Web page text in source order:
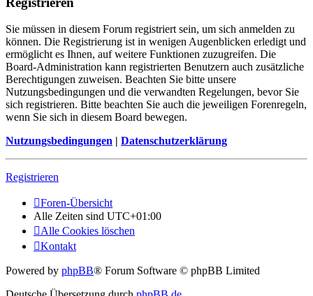
Sie müssen in diesem Forum registriert sein, um sich anmelden zu
können. Die Registrierung ist in wenigen Augenblicken erledigt und
ermöglicht es Ihnen, auf weitere Funktionen zuzugreifen. Die
Board-Administration kann registrierten Benutzern auch zusätzliche
Berechtigungen zuweisen. Beachten Sie bitte unsere
Nutzungsbedingungen und die verwandten Regelungen, bevor Sie
sich registrieren. Bitte beachten Sie auch die jeweiligen Forenregeln,
wenn Sie sich in diesem Board bewegen.
Nutzungsbedingungen | Datenschutzerklärung
Registrieren
Foren-Übersicht
Alle Zeiten sind UTC+01:00
Alle Cookies löschen
Kontakt
Powered by phpBB® Forum Software © phpBB Limited